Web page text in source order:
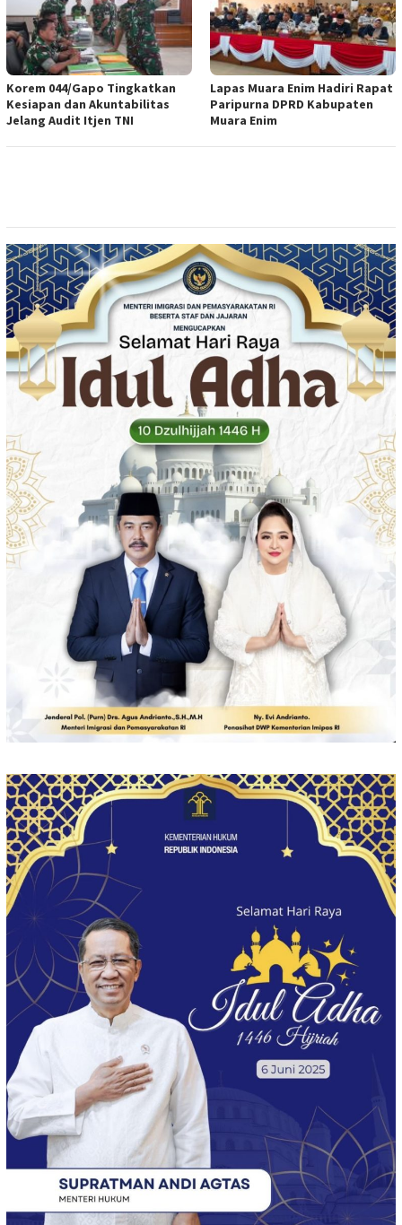
Korem 044/Gapo Tingkatkan
Kesiapan dan Akuntabilitas
Jelang Audit Itjen TNI
Lapas Muara Enim Hadiri Rapat
Paripurna DPRD Kabupaten
Muara Enim